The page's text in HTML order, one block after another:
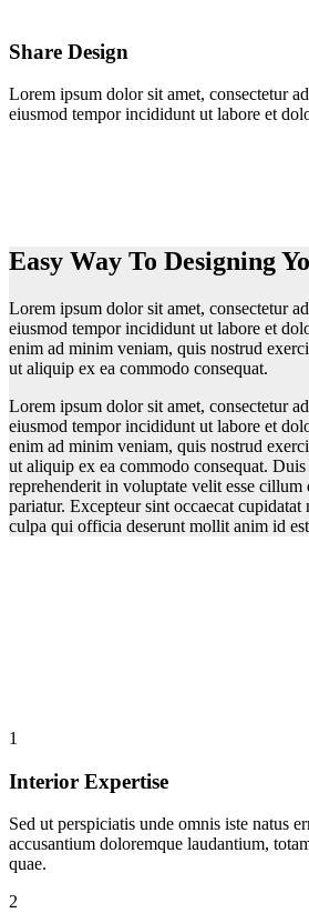
Share Design
Lorem ipsum dolor sit amet, consectetur
eiusmod tempor incididunt ut labore et
Easy Way To Designing
Lorem ipsum dolor sit amet, consectetur
eiusmod tempor incididunt ut labore et
enim ad minim veniam, quis nostrud
ut aliquip ex ea commodo consequat.
Lorem ipsum dolor sit amet, consectetur
eiusmod tempor incididunt ut labore et
enim ad minim veniam, quis nostrud
ut aliquip ex ea commodo consequat.
reprehenderit in voluptate velit esse
pariatur. Excepteur sint occaecat
culpa qui officia deserunt mollit anim id
1
Interior Expertise
Sed ut perspiciatis unde omnis iste natus
accusantium doloremque laudantium,
quae.
2